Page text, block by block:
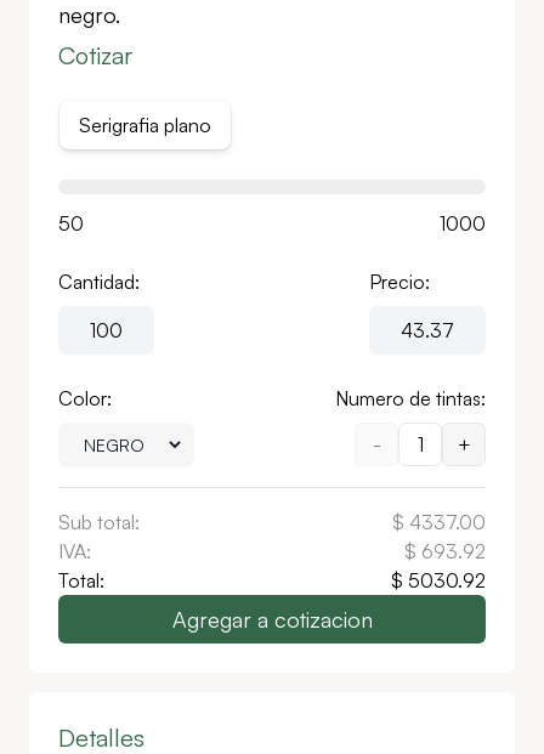
negro.
Cotizar
Serigrafia plano
50 1000
Cantidad: Precio:
Color:
Numero de tintas:
-
1 +
Sub total: $ 4337.00
IVA:
$ 693.92
Total:
$ 5030.92
Agregar a cotizacion
Detalles